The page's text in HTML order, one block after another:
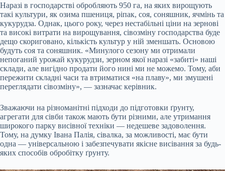
Наразі в господарстві обробляють 950 га, на яких вирощують
такі культури, як озима пшениця, ріпак, соя, соняшник, ячмінь та
кукурудза. Однак, цього року, через нестабільні ціни на зернові
та високі витрати на вирощування, сівозміну господарства буде
дещо скориговано, кількість культур у ній зменшать. Основою
будуть соя та соняшник. «Минулого сезону ми отримали
непоганий урожай кукурудзи, зерном якої наразі «забиті» наші
склади, але вигідно продати його нині ми не можемо. Тому, аби
пережити складні часи та втриматися «на плаву», ми змушені
переглядати сівозміну», — зазначає керівник.
Зважаючи на різноманітні підходи до підготовки ґрунту,
агрегати для сівби також мають бути різними, але утримання
широкого парку висівної техніки — недешеве задоволення.
Тому, на думку Івана Палія, сівалка, за можливості, має бути
одна — універсальною і забезпечувати якісне висівання за будь-
яких способів обробітку ґрунту.